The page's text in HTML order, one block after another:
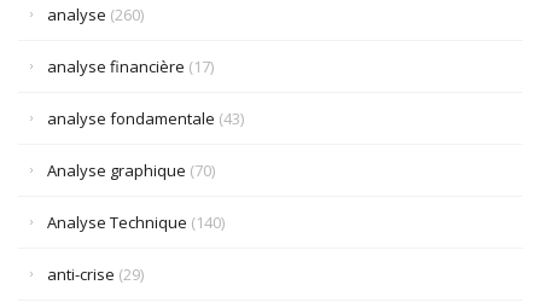
analyse (260)
analyse financière (17)
analyse fondamentale (43)
Analyse graphique (70)
Analyse Technique (140)
anti-crise (29)